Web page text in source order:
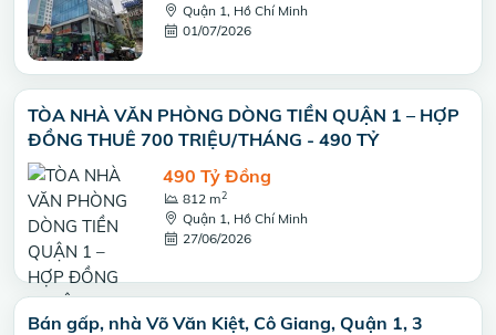
Quận 1, Hồ Chí Minh
01/07/2026
TÒA NHÀ VĂN PHÒNG DÒNG TIỀN QUẬN 1 – HỢP
ĐỒNG THUÊ 700 TRIỆU/THÁNG - 490 TỶ
490 Tỷ Đồng
812 m2
Quận 1, Hồ Chí Minh
27/06/2026
Bán gấp, nhà Võ Văn Kiệt, Cô Giang, Quận 1, 3